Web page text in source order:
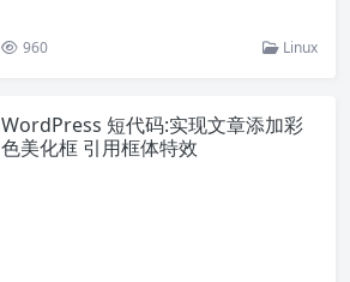
960 Linux
WordPress 短代码:实现文章添加彩
色美化框 引用框体特效